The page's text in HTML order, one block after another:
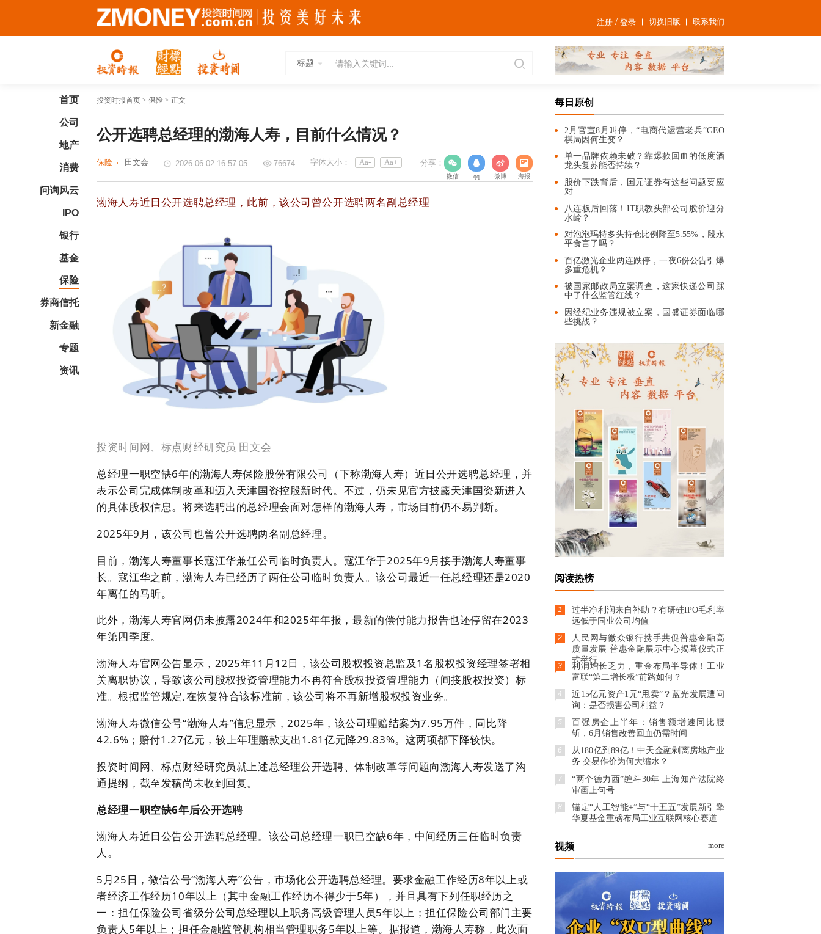
联系我们
切换旧版
注册 /登录
标题
首页
公司
地产
消费
问询风云
IPO
银行
基金
保险
券商信托
新金融
专题
资讯
投资时报首页 > 保险 > 正文
公开选聘总经理的渤海人寿，目前什么情况？
保险 田文会 2026-06-02 16:57:05 76674 分享：
微信 qq 微博 海报
字体大小： Aa- Aa+
渤海人寿近日公开选聘总经理，此前，该公司曾公开选聘两名副总经理
投资时间网、标点财经研究员 田文会
总经理一职空缺6年的渤海人寿保险股份有限公司（下称渤海人寿）近日公开选聘总经理，并
表示公司完成体制改革和迈入天津国资控股新时代。不过，仍未见官方披露天津国资新进入
的具体股权信息。将来选聘出的总经理会面对怎样的渤海人寿，市场目前仍不易判断。
2025年9月，该公司也曾公开选聘两名副总经理。
目前，渤海人寿董事长寇江华兼任公司临时负责人。寇江华于2025年9月接手渤海人寿董事
长。寇江华之前，渤海人寿已经历了两任公司临时负责人。该公司最近一任总经理还是2020
年离任的马昕。
此外，渤海人寿官网仍未披露2024年和2025年年报，最新的偿付能力报告也还停留在2023
年第四季度。
渤海人寿官网公告显示，2025年11月12日，该公司股权投资总监及1名股权投资经理签署相
关离职协议，导致该公司股权投资管理能力不再符合股权投资管理能力（间接股权投资）标
准。根据监管规定,在恢复符合该标准前，该公司将不再新增股权投资业务。
渤海人寿微信公号“渤海人寿”信息显示，2025年，该公司理赔结案为7.95万件，同比降
42.6%；赔付1.27亿元，较上年理赔款支出1.81亿元降29.83%。这两项都下降较快。
投资时间网、标点财经研究员就上述总经理公开选聘、体制改革等问题向渤海人寿发送了沟
通提纲，截至发稿尚未收到回复。
总经理一职空缺6年后公开选聘
渤海人寿近日公告公开选聘总经理。该公司总经理一职已空缺6年，中间经历三任临时负责
人。
5月25日，微信公号“渤海人寿”公告，市场化公开选聘总经理。要求金融工作经历8年以上或
者经济工作经历10年以上（其中金融工作经历不得少于5年），并且具有下列任职经历之
一：担任保险公司省级分公司总经理以上职务高级管理人员5年以上；担任保险公司部门主要
负责人5年以上；担任金融监管机构相当管理职务5年以上等。据报道，渤海人寿称，此次面
每日原创
2月官宣8月叫停，“电商代运营老兵”GEO
棋局因何生变？
单一品牌依赖未破？靠爆款回血的低度酒
龙头复苏能否持续？
股价下跌背后，国元证券有这些问题要应
对
八连板后回落！IT职教头部公司股价迎分
水岭？
对泡泡玛特多头持仓比例降至5.55%，段永
平食言了吗？
百亿激光企业两连跌停，一夜6份公告引爆
多重危机？
被国家邮政局立案调查，这家快递公司踩
中了什么监管红线？
因经纪业务违规被立案，国盛证券面临哪
些挑战？
阅读热榜
1
过半净利润来自补助？有研硅IPO毛利率
远低于同业公司均值
2
人民网与微众银行携手共促普惠金融高
质量发展 普惠金融展示中心揭幕仪式正
式举行
3
利润增长乏力，重金布局半导体！工业
富联“第二增长极”前路如何？
4
近15亿元资产1元“甩卖”？蓝光发展遭问
询：是否损害公司利益？
5
百强房企上半年：销售额增速同比腰
斩，6月销售改善回血仍需时间
6
从180亿到89亿！中天金融剥离房地产业
务 交易作价为何大缩水？
7
“两个德力西”缠斗30年 上海知产法院终
审画上句号
8
锚定“人工智能+”与“十五五”发展新引擎
华夏基金重磅布局工业互联网核心赛道
视频 more